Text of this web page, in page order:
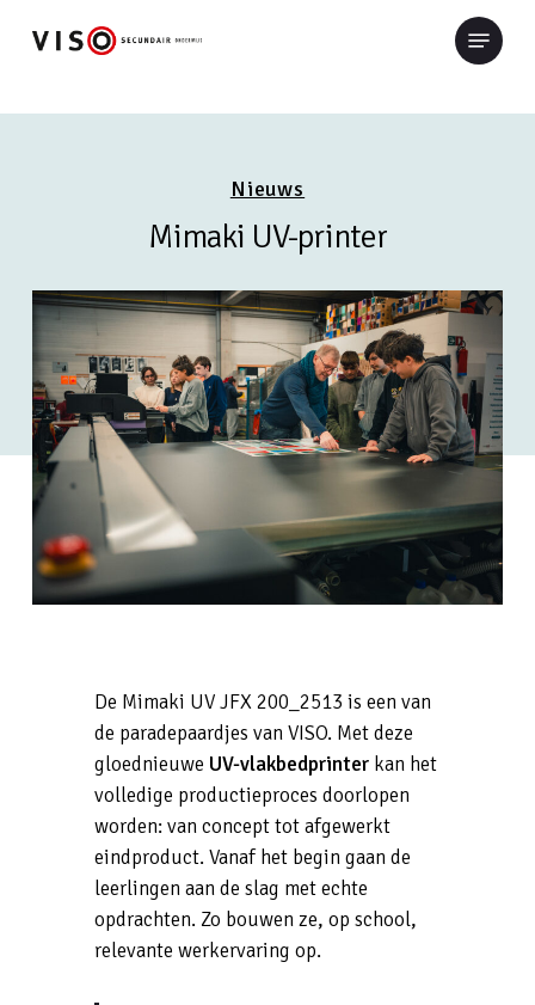
Menu
Nieuws
Mimaki UV-printer
De Mimaki UV JFX 200_2513 is een van
de paradepaardjes van VISO. Met deze
gloednieuwe UV-vlakbedprinterkan het
volledige productieproces doorlopen
worden: van concept tot afgewerkt
eindproduct. Vanaf het begin gaan de
leerlingen aan de slag met echte
opdrachten. Zo bouwen ze, op school,
relevante werkervaring op.